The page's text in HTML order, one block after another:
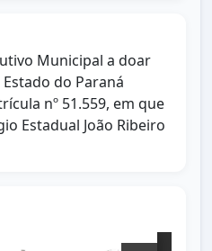
Municipal a doar
do Paraná
nº 51.559, em que
Estadual João Ribeiro